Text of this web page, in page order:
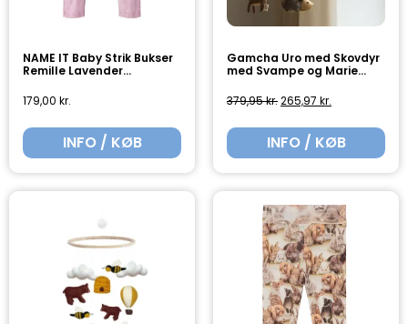
NAME IT Baby Strik Bukser
Remille Lavender...
179,00 kr.
INFO / KØB
Gamcha Uro med Skovdyr
med Svampe og Marie...
379,95kr.265,97 kr.
INFO / KØB